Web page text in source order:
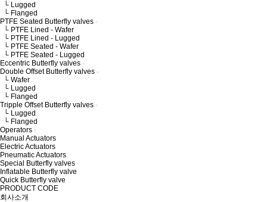
└ Lugged
└ Flanged
PTFE Seated Butterfly valves
└ PTFE Lined - Wafer
└ PTFE Lined - Lugged
└ PTFE Seated - Wafer
└ PTFE Seated - Lugged
Eccentric Butterfly valves
Double Offset Butterfly valves
└ Wafer
└ Lugged
└ Flanged
Tripple Offset Butterfly valves
└ Lugged
└ Flanged
Operators
Manual Actuators
Electric Actuators
Pneumatic Actuators
Special Butterfly valves
Inflatable Butterfly valve
Quick Butterfly valve
PRODUCT CODE
회사소개